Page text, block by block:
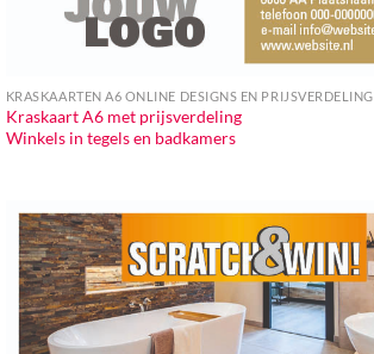
KRASKAARTEN A6 ONLINE DESIGNS EN PRIJSVERDELING
Kraskaart A6 met prijsverdeling
Winkels in tegels en badkamers